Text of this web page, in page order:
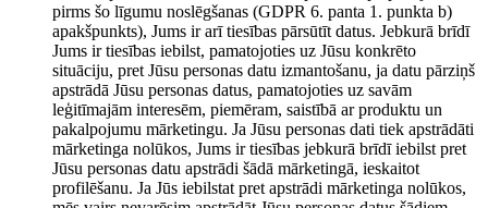
pirms šo līgumu noslēgšanas (GDPR 6. panta 1. punkta b)
apakšpunkts), Jums ir arī tiesības pārsūtīt datus. Jebkurā brīdī
Jums ir tiesības iebilst, pamatojoties uz Jūsu konkrēto
situāciju, pret Jūsu personas datu izmantošanu, ja datu pārziņš
apstrādā Jūsu personas datus, pamatojoties uz savām
leģitīmajām interesēm, piemēram, saistībā ar produktu un
pakalpojumu mārketingu. Ja Jūsu personas dati tiek apstrādāti
mārketinga nolūkos, Jums ir tiesības jebkurā brīdī iebilst pret
Jūsu personas datu apstrādi šādā mārketingā, ieskaitot
profilēšanu. Ja Jūs iebilstat pret apstrādi mārketinga nolūkos,